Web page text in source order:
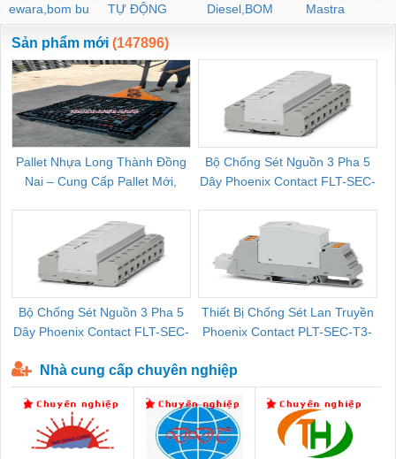
ewara,bom bu
ewara
TỰ ĐỘNG
Diesel,BOM
CHUA CHAY
Mastra
Sản phẩm mới (147896)
Pallet Nhựa Long Thành Đồng
Nai – Cung Cấp Pallet Mới,
Bộ Chống Sét Nguồn 3 Pha 5
Dây Phoenix Contact FLT-SEC-
Bộ Chống Sét Nguồn 3 Pha 5
Dây Phoenix Contact FLT-SEC-
Thiết Bị Chống Sét Lan Truyền
Phoenix Contact PLT-SEC-T3-
Nhà cung cấp chuyên nghiệp